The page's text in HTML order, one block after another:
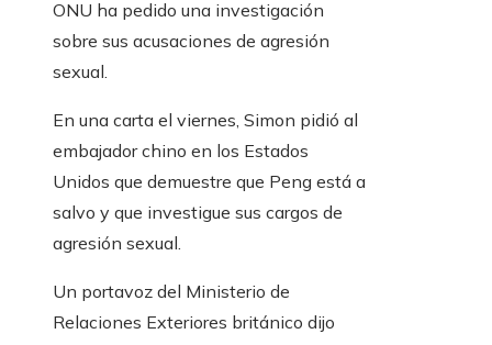
ONU ha pedido una investigación
sobre sus acusaciones de agresión
sexual.
En una carta el viernes, Simon pidió al
embajador chino en los Estados
Unidos que demuestre que Peng está a
salvo y que investigue sus cargos de
agresión sexual.
Un portavoz del Ministerio de
Relaciones Exteriores británico dijo